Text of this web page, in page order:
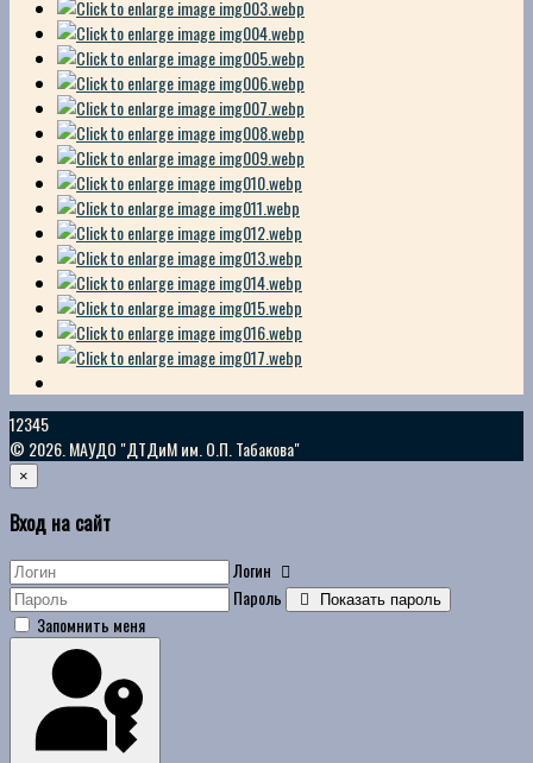
12345
© 2026. МАУДО "ДТДиМ им. О.П. Табакова"
×
Вход на сайт
Логин
Пароль
Показать пароль
Запомнить меня